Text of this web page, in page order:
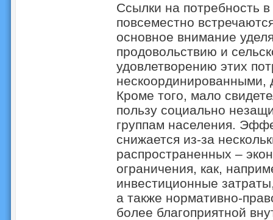
Ссылки на потребность
повсеместно
основное внимание
продовольствию и
удовлетворению этих
нескоординированными,
Кроме того, мало
пользу социально
группам населения.
снижается из-за
распространенных –
ограничения, как,
инвестиционные
а также нормативно-
более благоприятной